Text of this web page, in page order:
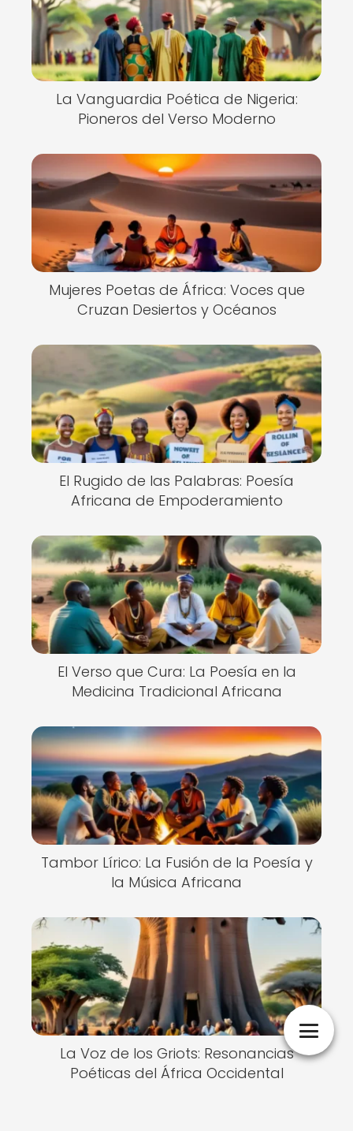
La Vanguardia Poética de Nigeria:
Pioneros del Verso Moderno
Mujeres Poetas de África: Voces que
Cruzan Desiertos y Océanos
El Rugido de las Palabras: Poesía
Africana de Empoderamiento
El Verso que Cura: La Poesía en la
Medicina Tradicional Africana
Tambor Lírico: La Fusión de la Poesía y
la Música Africana
La Voz de los Griots: Resonancias
Poéticas del África Occidental